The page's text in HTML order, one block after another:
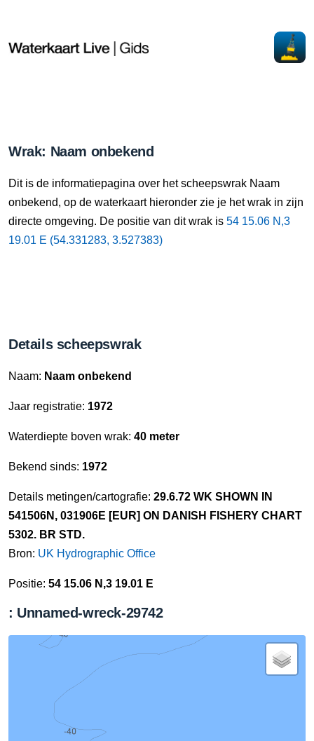
Wrak: Naam onbekend
Dit is de informatiepagina over het scheepswrak Naam
onbekend, op de waterkaart hieronder zie je het wrak in zijn
directe omgeving. De positie van dit wrak is 54 15.06 N,3
19.01 E (54.331283, 3.527383)
Details scheepswrak
Naam: Naam onbekend
Jaar registratie: 1972
Waterdiepte boven wrak: 40 meter
Bekend sinds: 1972
Details metingen/cartografie: 29.6.72 WK SHOWN IN
541506N, 031906E [EUR] ON DANISH FISHERY CHART
5302. BR STD.
Bron: UK Hydrographic Office
Positie: 54 15.06 N,3 19.01 E
: Unnamed-wreck-29742